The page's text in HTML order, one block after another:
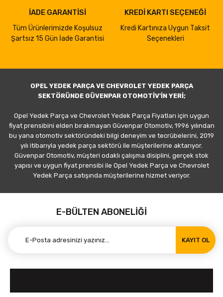
İADE GARANTİSİ
Tüm Ürünlerimizde Koşulsuz
Şartsız 15 Gün İade Garantisi
KREDİ KARTI SEÇENEĞİ
Kredi Kartınıza Uygun Taksit
Seçenekleri
OPEL YEDEK PARÇA VE CHEVROLET YEDEK PARÇA
SEKTÖRÜNDE GÜVENPAR OTOMOTİV'İN YERİ;
Opel Yedek Parça ve Chevrolet Yedek Parça Fiyatları için uygun
fiyat prensibini elden bırakmayan Güvenpar Otomotiv, 1996 yılından
bu yana otomotiv sektöründeki bilgi deneyim ve tecrübelerini, 2019
yılı itibarıyla yedek parça sektörü ile müşterilerine aktarıyor.
Güvenpar Otomotiv, müşteri odaklı çalışma disiplini, gerçek stok
yapısı ve uygun fiyat prensibi ile Opel Yedek Parça ve Chevrolet
Yedek Parça satışında müşterilerine hizmet veriyor.
E-BÜLTEN ABONELİĞİ
KAYIT OL